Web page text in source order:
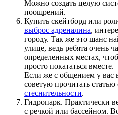
Можно создать целую
поощрений.
Купить скейтборд или
выброс адреналина,
городу. Так же это шанс
улице, ведь ребята очень
определенных местах,
просто покататься вместе.
Если же с общением у вас
советую прочитать статью
стеснительности.
Гидропарк. Практически
с речкой или бассейном.